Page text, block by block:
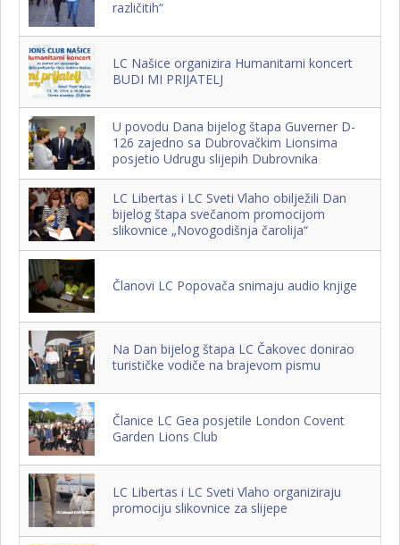
različitih“
LC Našice organizira Humanitarni koncert
BUDI MI PRIJATELJ
U povodu Dana bijelog štapa Guverner D-
126 zajedno sa Dubrovačkim Lionsima
posjetio Udrugu slijepih Dubrovnika
LC Libertas i LC Sveti Vlaho obilježili Dan
bijelog štapa svečanom promocijom
slikovnice „Novogodišnja čarolija“
Članovi LC Popovača snimaju audio knjige
Na Dan bijelog štapa LC Čakovec donirao
turističke vodiče na brajevom pismu
Članice LC Gea posjetile London Covent
Garden Lions Club
LC Libertas i LC Sveti Vlaho organiziraju
promociju slikovnice za slijepe